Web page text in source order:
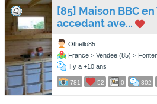
[85] Maison BBC
accedant ave...
Othello85
France > Vendee (85) >
Il y a +10 ans
781 52 0 302